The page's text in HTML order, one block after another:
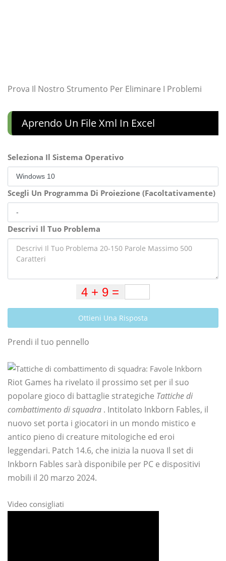
Prova Il Nostro Strumento Per Eliminare I Problemi
Aprendo Un File Xml In Excel
Seleziona Il Sistema Operativo
Scegli Un Programma Di Proiezione (Facoltativamente)
Descrivi Il Tuo Problema
Ottieni Una Risposta
Prendi il tuo pennello
Riot Games ha rivelato il prossimo set per il suo
popolare gioco di battaglie strategiche Tattiche di
combattimento di squadra . Intitolato Inkborn Fables, il
nuovo set porta i giocatori in un mondo mistico e
antico pieno di creature mitologiche ed eroi
leggendari. Patch 14.6, che inizia la nuova Il set di
Inkborn Fables sarà disponibile per PC e dispositivi
mobili il 20 marzo 2024.
Video consigliati